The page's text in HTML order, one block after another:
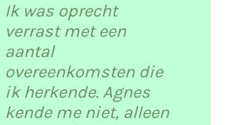
Ik was oprecht
verrast met een
aantal
overeenkomsten die
ik herkende. Agnes
kende me niet, alleen